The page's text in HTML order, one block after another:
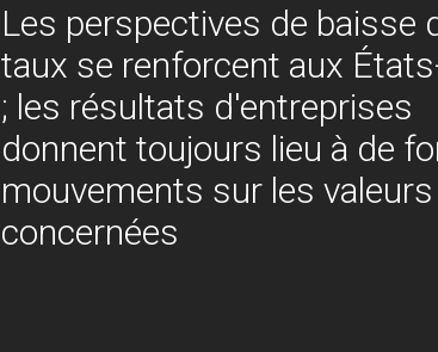
Les perspectives de baisse
taux se renforcent aux
; les résultats d'entreprises
donnent toujours lieu à de
mouvements sur les valeurs
concernées